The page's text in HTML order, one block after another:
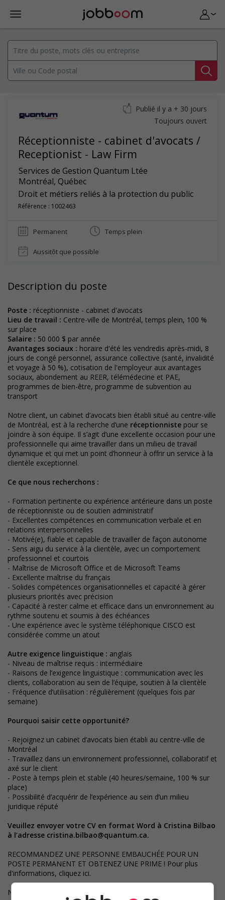
Réceptionniste - cabinet d'avocats /
Receptionist - Law Firm
Services de Gestion Quantum Ltée
Montréal, Québec
Droit et métiers reliés à la protection du public
Référence : 1002463
Publié il y a + 30 jours
Toujours ouvert
Permanent Temps plein
Aussitôt que possible
Description du poste
Poste : réceptionniste - cabinet d'avocats
Lieu de travail : Centre-ville de Montréal, temps plein, 100 %
sur place
Salaire : 50 000 $ par année
Avantages sociaux : horaire d'été les vendredis après-midi, 8
jours de congé personnel, assurance collective (santé, invalidité
et voyage à 50 %), cotisation de l'employeur aux avantages
sociaux, abondement au REER, télémédecine et PAE,
programmes de bien-être, programme de subvention au
transport
Notre client, un cabinet d’avocats bien établi situé au centre-ville
de Montréal, est à la recherche d’une réceptionniste pour se
joindre à son équipe. Il s’agit d’une excellente occasion pour une
professionnelle qui aime travailler dans un milieu de travail
dynamique et qui met un point d’honneur à offrir un service à la
clientèle exceptionnel.
Ce que nous recherchons :
- Formation pertinente ou expérience antérieure dans un poste
de réceptionniste ou de soutien administratif
- Excellentes compétences en communication verbale et en
relations interpersonnelles
- Motivé(e), fiable et capable de travailler de façon autonome
- Sens aigu du service à la clientèle, avec un comportement
professionnel et courtois
- Maîtrise de Microsoft Office et de Microsoft Teams
- Excellente maîtrise du français
- Solides compétences organisationnelles et capacité à gérer
plusieurs priorités avec précision
- Capacité à rester calme et efficace dans un environnement au
rythme soutenu et soumis à des échéances
- Une expérience avec le système téléphonique CISCO est
considérée comme un atout
Autre exigence linguistique : anglais
- Niveau de maîtrise requis : intermédiaire
- Raisons de l’exigence linguistique : communication avec les
clients, collaboration au sein de l’équipe, soutien à la clientèle
- Fréquence d’utilisation : régulièrement (quelques fois par
semaine)
Pourquoi saisir cette opportunité?
- Rejoignez un cabinet d’avocats bien établi au centre-ville de
Montréal
- Travaillez dans un environnement professionnel, collaboratif et
axé sur le client
- Poste à temps plein et stable (40 heures/semaine, 100 % sur
place)
- Possibilité d’acquérir de l’expérience au sein d’un milieu
juridique réputé
Veuillez envoyer votre CV en format Word à Cristina Bilbao
à l’adresse cristina.bilbao@quantum.ca.
RECOMMANDEZ UNE PERSONNE EMBAUCHÉE POUR UN
POSTE PERMANENT ET OBTENEZ UNE PRIME ! Pour plus
d'informations, cliquez ici.
Numéro du permis CNESST : AP-2000158 et AR-2000157